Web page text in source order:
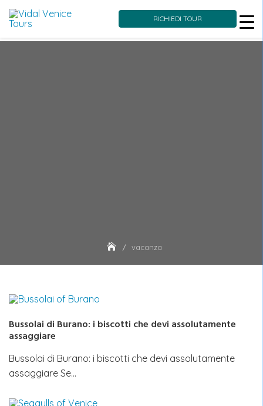
RICHIEDI TOUR
vacanza
Bussolai di Burano: i biscotti che devi assolutamente
assaggiare
Bussolai di Burano: i biscotti che devi assolutamente
assaggiare Se…